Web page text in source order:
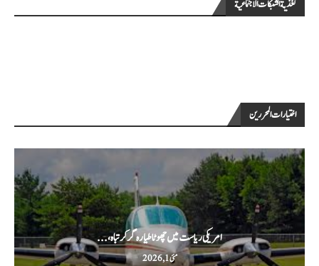
تغذية الشبكات الاجتماعية
اختيارات المحررين
امریکی ریاست میں چھوٹا طیارہ گر کر تباہ،...
مئی 1, 2026